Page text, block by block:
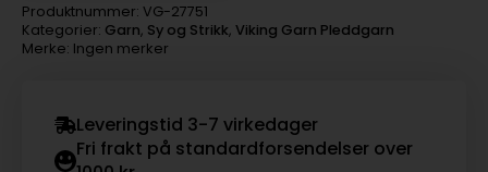
Produktnummer: VG-27751
Kategorier: Garn, Sy og Strikk, Viking Garn Pleddgarn
Merke: Ingen merker
Leveringstid 3-7 virkedager
Fri frakt på standardforsendelser over